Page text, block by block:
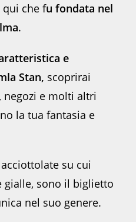
qui che fu fondata nel
.
e
Stan, scoprirai
e molti altri
la tua fantasia e
su cui
gialle, sono il biglietto
nel suo genere.